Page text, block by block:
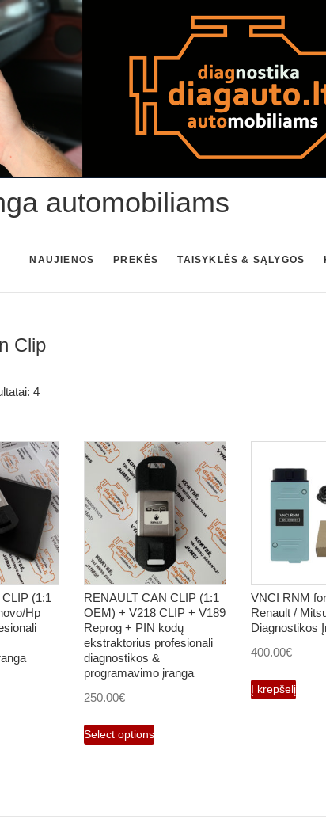
automobiliams
NAUJIENOS PREKĖS TAISYKLĖS & SĄLYGOS
Clip
4
(1:1
Hp
RENAULT CAN CLIP (1:1
OEM) + V218 CLIP + V189
Reprog + PIN kodų
ekstraktorius profesionali
diagnostikos &
programavimo įranga
250.00€
Select options
VNCI RNM
Renault /
Diagnostikos
400.00€
Į krepšelį